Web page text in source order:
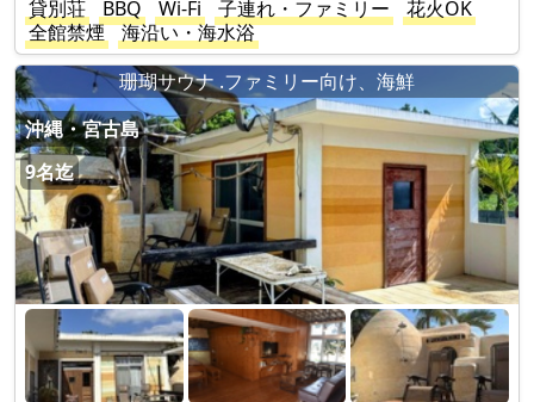
貸別荘
BBQ Wi-Fi 子連れ・ファミリー
花火OK
全館禁煙
海沿い・海水浴
珊瑚サウナ .ファミリー向け、海鮮
沖縄・宮古島
9名迄